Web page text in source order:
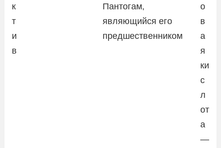
к
т
и
в
Пантогам,
являющийся его
предшественником
о
в
а
я
ки
с
л
от
а
—